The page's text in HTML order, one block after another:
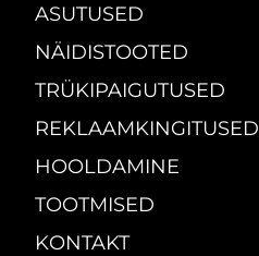
ASUTUSED
NÄIDISTOOTED
TRÜKIPAIGUTUSED
REKLAAMKINGITUSED
HOOLDAMINE
TOOTMISED
KONTAKT